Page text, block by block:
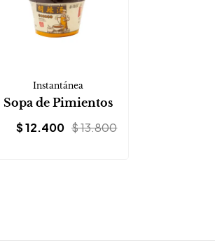
Instantánea
Sopa de Pimientos
$13.800
$12.400